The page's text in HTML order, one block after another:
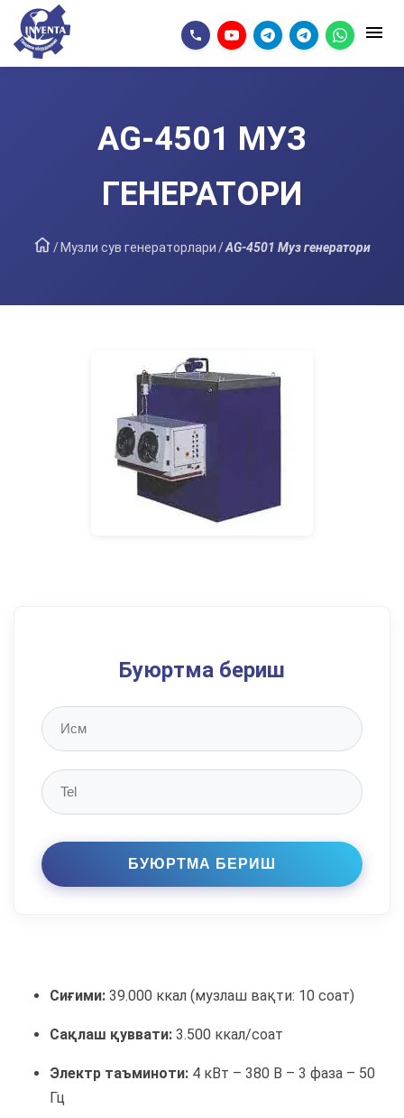
AG-4501 МУЗ
ГЕНЕРАТОРИ
/ Музли сув генераторлари/AG-4501 Муз генератори
Буюртма бериш
Сиғими: 39.000 ккал (музлаш вақти: 10 соат)
Сақлаш қуввати: 3.500 ккал/соат
Электр таъминоти: 4 кВт – 380 В – 3 фаза – 50
Гц